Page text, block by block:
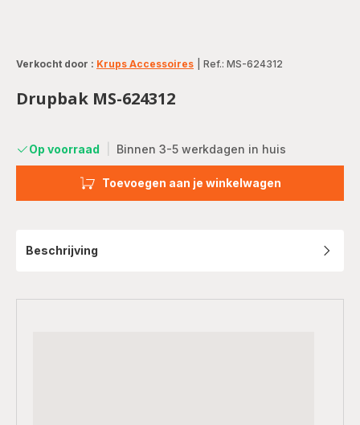
Verkocht door : Krups Accessoires Ref.: MS-624312
Drupbak MS-624312
Op voorraad Binnen 3-5 werkdagen in huis
Toevoegen aan je winkelwagen
Beschrijving